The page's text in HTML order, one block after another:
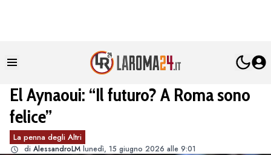
El Aynaoui: “Il futuro? A Roma sono
felice”
La penna degli Altri
di AlessandroLM lunedì, 15 giugno 2026 alle 9:01